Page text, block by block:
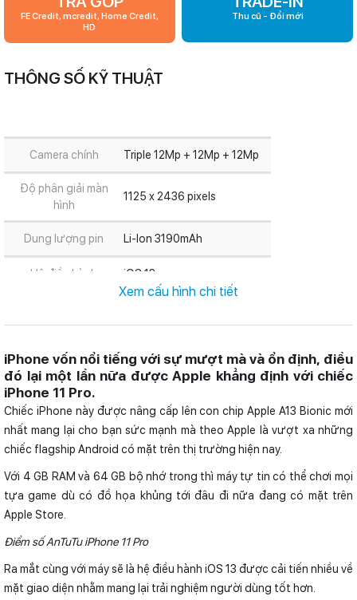
FE Credit, mcredit, Home Credit,
HD
Thu cũ - Đổi mới
THÔNG SỐ KỸ THUẬT
Camera chính Triple 12Mp + 12Mp + 12Mp
Độ phân giải màn
hình
1125 x 2436 pixels
Dung lượng pin Li-Ion 3190mAh
Hệ điều hành iOS 13
Camera phụ 12 MP
CPU Apple A13 Bionic (7 nm+)
RAM
4 GB
Xem cấu hình chi tiết
iPhone vốn nổi tiếng với sự mượt mà và ổn định, điều
đó lại một lần nữa được Apple khẳng định với chiếc
iPhone 11 Pro.
Chiếc iPhone này được nâng cấp lên con chip Apple A13 Bionic mới
nhất mang lại cho bạn sức mạnh mà theo Apple là vượt xa những
chiếc flagship Android có mặt trên thị trường hiện nay.
Với 4 GB RAM và 64 GB bộ nhớ trong thì máy tự tin có thể chơi mọi
tựa game dù có đồ họa khủng tới đâu đi nữa đang có mặt trên
Apple Store.
Điểm số AnTuTu iPhone 11 Pro
Ra mắt cùng với máy sẽ là hệ điều hành iOS 13 được cải tiến nhiều về
mặt giao diện nhằm mang lại trải nghiệm người dùng tốt hơn.